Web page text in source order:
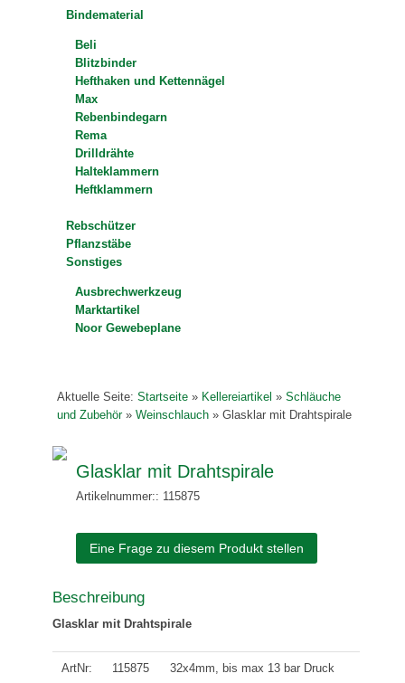
Bindematerial
Beli
Blitzbinder
Hefthaken und Kettennägel
Max
Rebenbindegarn
Rema
Drilldrähte
Halteklammern
Heftklammern
Rebschützer
Pflanzstäbe
Sonstiges
Ausbrechwerkzeug
Marktartikel
Noor Gewebeplane
Aktuelle Seite:Startseite » Kellereiartikel »Schläuche
und Zubehör»Weinschlauch »Glasklar mit Drahtspirale
Glasklar mit Drahtspirale
Artikelnummer:: 115875
Eine Frage zu diesem Produkt stellen
Beschreibung
Glasklar mit Drahtspirale
ArtNr: 115875 32x4mm, bis max 13 bar Druck